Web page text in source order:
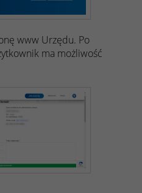
www Urzędu. Po
ma możliwość